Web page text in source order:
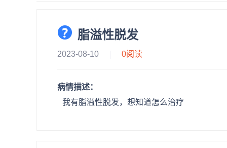
脂溢性脱发
2023-08-10 0阅读
病情描述：
我有脂溢性脱发，想知道怎么治疗